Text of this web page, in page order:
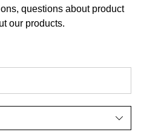
questions about product
our products.